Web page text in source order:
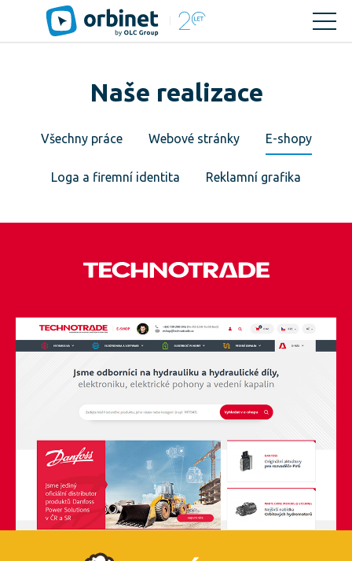
Naše realizace
Všechny práce Webové stránky E-shopy
Loga a firemní identita Reklamní grafika